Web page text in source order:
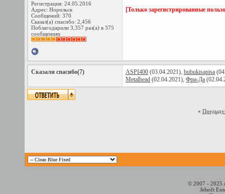
Регистрация: 24.05.2016
Адрес: Норильск
Сообщений: 370
Сказал(а) спасибо: 2,456
Поблагодарили 3,357 раз(а) в 375
сообщениях
[Только зарегистрированные
Сказали спасибо(7) ASPI400 (03.04.2021), bubukisapisa
Metalhead (02.04.2021), Фри-Да
«
© 2007 - 2025
Jelsoft